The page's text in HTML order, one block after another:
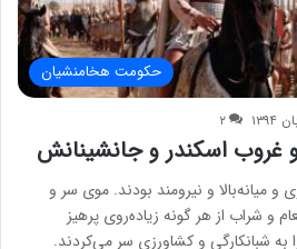
حکومت هخامنشیان
۲
غروب اسکندر و جانشینانش
میانه‌بالا و نیرومند بودند. موی سر و
و شراب از هر گونه زیاده‌روی پرهیز
به شبانکارگی و کشاورزی سر می‌کردند.